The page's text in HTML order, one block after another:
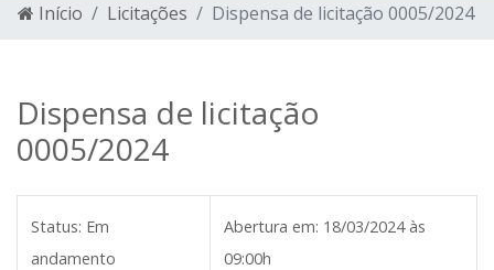
Início Licitações Dispensa de licitação 0005/2024
Dispensa de licitação
0005/2024
Status: Em
andamento
Abertura em: 18/03/2024 às
09:00h